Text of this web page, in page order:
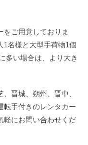
をご用意しておりま
1名様と大型手荷物1個
多い場合は、より大き
晋城、朔州、晋中、
転手付きのレンタカー
軽にお問い合わせくだ